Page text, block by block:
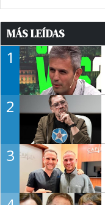
MÁS LEÍDAS
1
2
3